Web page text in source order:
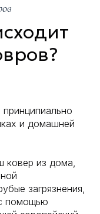
и домашней
ковер из дома,
загрязнения,
помощью